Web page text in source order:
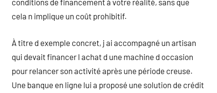
conditions de financement à votre réalité, sans que
cela n implique un coût prohibitif.
À titre d exemple concret, j ai accompagné un artisan
qui devait financer l achat d une machine d occasion
pour relancer son activité après une période creuse.
Une banque en ligne lui a proposé une solution de crédit